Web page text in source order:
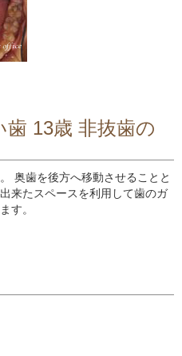
13歳 非抜歯の
奥歯を後方へ移動させることと
来たスペースを利用して歯のガ
す。